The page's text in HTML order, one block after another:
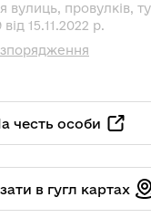
провулків,
15.11.2022 р.
честь особи
в гугл картах